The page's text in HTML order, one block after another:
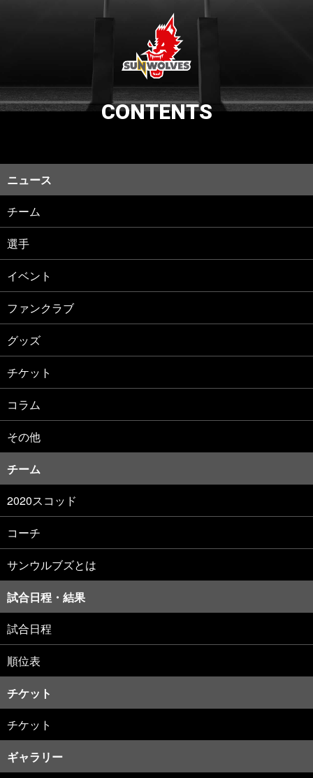
CONTENTS
ニュース
チーム
選手
イベント
ファンクラブ
グッズ
チケット
コラム
その他
チーム
2020スコッド
コーチ
サンウルブズとは
試合日程・結果
試合日程
順位表
チケット
チケット
ギャラリー